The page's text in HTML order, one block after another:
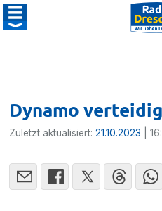
Dynamo
Zuletzt aktualisiert:21.10.2023 |